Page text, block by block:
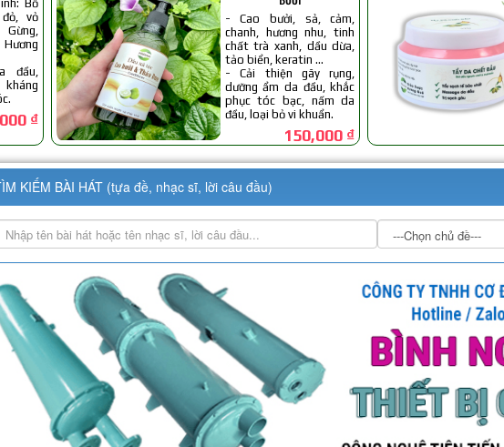
KIẾM BÀI HÁT (tựa đề, nhạc sĩ, lời câu đầu)